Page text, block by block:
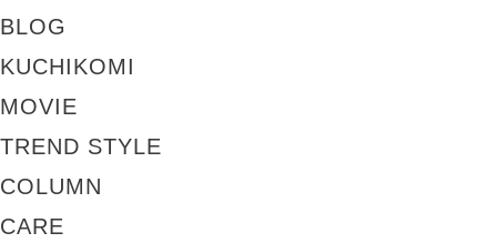
BLOG
KUCHIKOMI
MOVIE
TREND STYLE
COLUMN
CARE